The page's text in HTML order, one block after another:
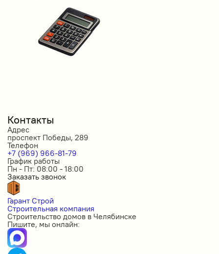
Контакты
Адрес
проспект Победы, 289
Телефон
+7 (969) 966-81-79
График работы
Пн - Пт: 08:00 - 18:00
Заказать звонок
Гарант Строй
Строительная компания
Строительство домов в Челябинске
Пишите, мы онлайн: